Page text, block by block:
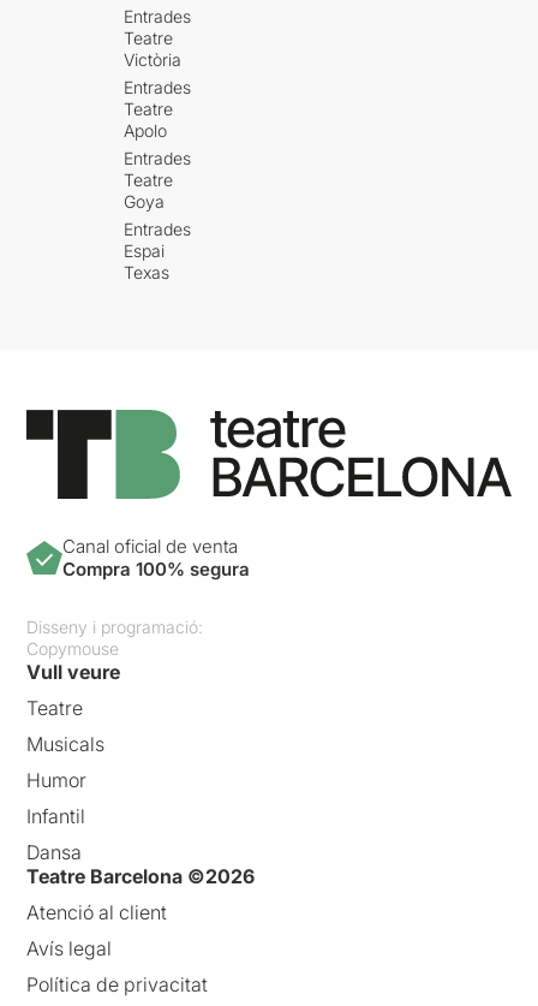
Entrades
Teatre
Victòria
Entrades
Teatre
Apolo
Entrades
Teatre
Goya
Entrades
Espai
Texas
Canal oficial de venta
Compra 100% segura
Disseny i programació:
Copymouse
Vull veure
Teatre
Musicals
Humor
Infantil
Dansa
Teatre Barcelona ©2026
Atenció al client
Avís legal
Política de privacitat